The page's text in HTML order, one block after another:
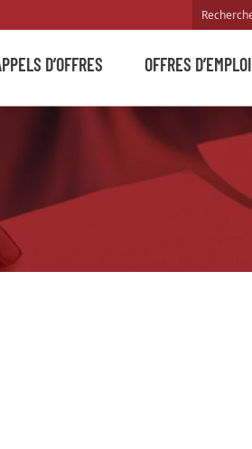
D’OFFRES OFFRES D’EMPLOI